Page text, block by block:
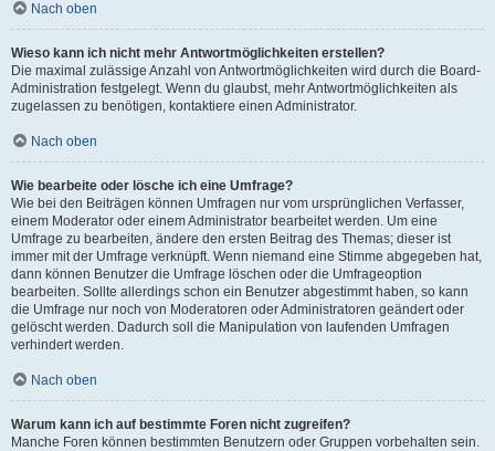
Nach oben
Wieso kann ich nicht mehr Antwortmöglichkeiten erstellen?
Die maximal zulässige Anzahl von Antwortmöglichkeiten wird durch die Board-
Administration festgelegt. Wenn du glaubst, mehr Antwortmöglichkeiten als
zugelassen zu benötigen, kontaktiere einen Administrator.
Nach oben
Wie bearbeite oder lösche ich eine Umfrage?
Wie bei den Beiträgen können Umfragen nur vom ursprünglichen Verfasser,
einem Moderator oder einem Administrator bearbeitet werden. Um eine
Umfrage zu bearbeiten, ändere den ersten Beitrag des Themas; dieser ist
immer mit der Umfrage verknüpft. Wenn niemand eine Stimme abgegeben hat,
dann können Benutzer die Umfrage löschen oder die Umfrageoption
bearbeiten. Sollte allerdings schon ein Benutzer abgestimmt haben, so kann
die Umfrage nur noch von Moderatoren oder Administratoren geändert oder
gelöscht werden. Dadurch soll die Manipulation von laufenden Umfragen
verhindert werden.
Nach oben
Warum kann ich auf bestimmte Foren nicht zugreifen?
Manche Foren können bestimmten Benutzern oder Gruppen vorbehalten sein.